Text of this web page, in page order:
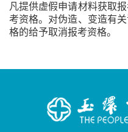
凡提供虚假申请材料获取
考资格。对伪造、变造有
格的给予取消报考资格。